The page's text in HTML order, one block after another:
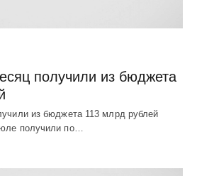
получили из бюджета
из бюджета 113 млрд рублей
получили по…